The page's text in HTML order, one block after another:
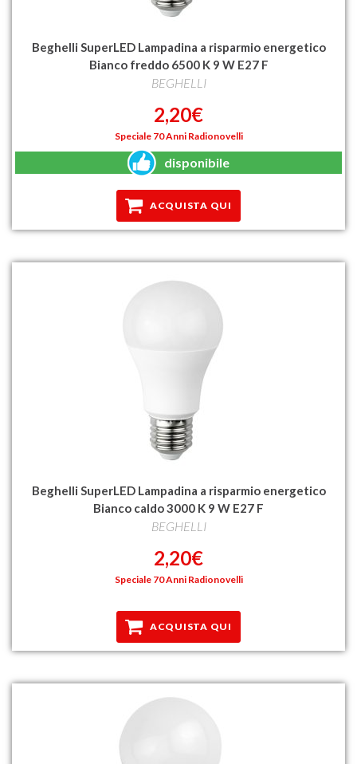
Beghelli SuperLED Lampadina a risparmio energetico
Bianco freddo 6500 K 9 W E27 F
BEGHELLI
2,20€
Speciale 70 Anni Radionovelli
disponibile
ACQUISTA QUI
Beghelli SuperLED Lampadina a risparmio energetico
Bianco caldo 3000 K 9 W E27 F
BEGHELLI
2,20€
Speciale 70 Anni Radionovelli
ACQUISTA QUI